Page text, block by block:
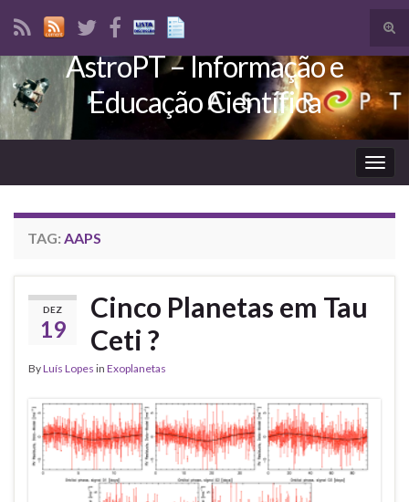
Search for:
AstroPT – Informação e
Educação Científica
TAG: AAPS
DEZ
19
Cinco Planetas em Tau
Ceti ?
ByLuís Lopes in Exoplanetas